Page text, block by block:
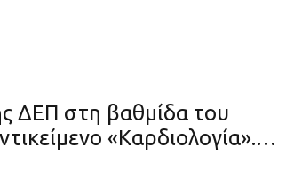
ΔΕΠ στη βαθμίδα του
«Καρδιολογία».